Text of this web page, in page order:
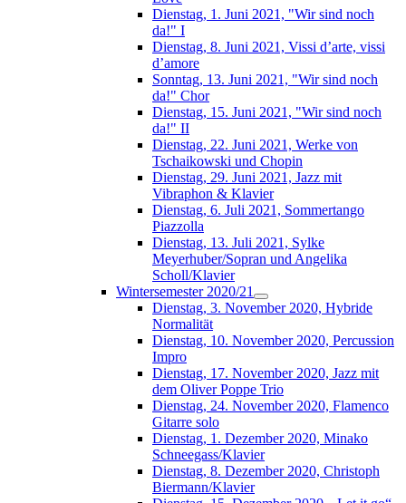
Dienstag, 1. Juni 2021, "Wir sind noch
da!" I
Dienstag, 8. Juni 2021, Vissi d’arte, vissi
d’amore
Sonntag, 13. Juni 2021, "Wir sind noch
da!" Chor
Dienstag, 15. Juni 2021, "Wir sind noch
da!" II
Dienstag, 22. Juni 2021, Werke von
Tschaikowski und Chopin
Dienstag, 29. Juni 2021, Jazz mit
Vibraphon & Klavier
Dienstag, 6. Juli 2021, Sommertango
Piazzolla
Dienstag, 13. Juli 2021, Sylke
Meyerhuber/Sopran und Angelika
Scholl/Klavier
Wintersemester 2020/21
Dienstag, 3. November 2020, Hybride
Normalität
Dienstag, 10. November 2020, Percussion
Impro
Dienstag, 17. November 2020, Jazz mit
dem Oliver Poppe Trio
Dienstag, 24. November 2020, Flamenco
Gitarre solo
Dienstag, 1. Dezember 2020, Minako
Schneegass/Klavier
Dienstag, 8. Dezember 2020, Christoph
Biermann/Klavier